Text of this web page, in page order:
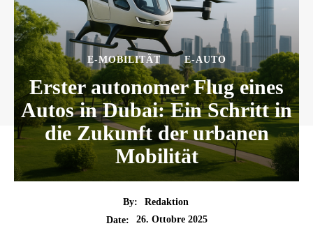
E-MOBILITÄT E-AUTO
Erster autonomer Flug eines
Autos in Dubai: Ein Schritt in
die Zukunft der urbanen
Mobilität
By:
Redaktion
Date:
26. Ottobre 2025